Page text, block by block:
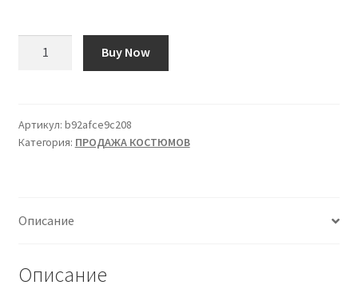
КОСТЮМ
РЕНЕССАНСА
Buy Now
Артикул: b92afce9c208
Категория: ПРОДАЖА КОСТЮМОВ
Описание
Описание